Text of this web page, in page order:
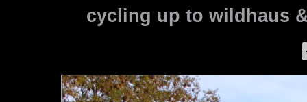
cycling up to wildhaus